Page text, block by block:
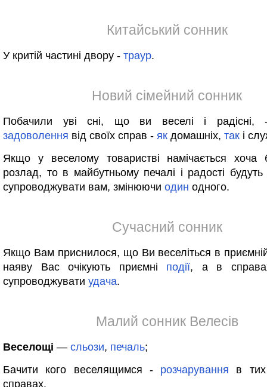
Китайський сонник
У критій частині двору - траур.
Новий сімейний сонник
Побачили уві сні, що ви веселі і радісні,
задоволення від своїх справ - як домашніх, так і
Якщо у веселому товаристві намічається хоча
розлад, то в майбутньому печалі і радості будуть
супроводжувати вам, змінюючи один одного.
Сучасний сонник
Якщо Вам приснилося, що Ви веселіться в приємній
наяву Вас очікують приємні події, а в
супроводжувати удача.
Малий сонник Велесів
Веселощі — сльози, печаль;
Бачити кого веселящимся - розчарування в
справах.